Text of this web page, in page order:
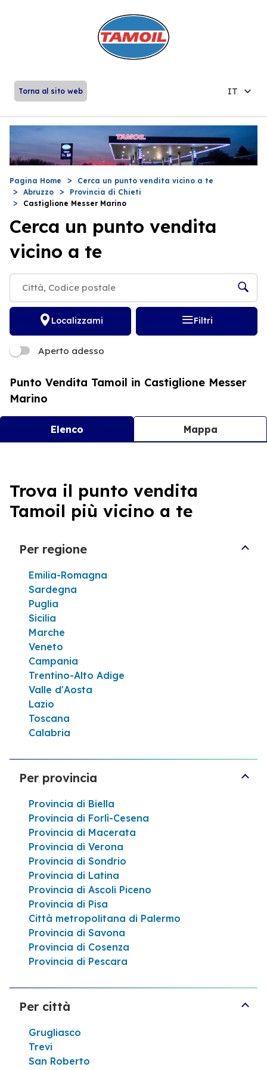
Torna al sito web IT
Pagina Home
Cerca un punto vendita vicino a te
Abruzzo
Provincia di Chieti
Castiglione Messer Marino
Cerca un punto vendita
vicino a te
Localizzami Filtri
Aperto adesso
Punto Vendita Tamoil in Castiglione Messer
Marino
Elenco Mappa
4,0 1 Recensione
Aperto Adesso 24h/24
Itinerario
Trova il punto vendita
Tamoil più vicino a te
Per regione
Emilia-Romagna
Sardegna
Puglia
Sicilia
Marche
Veneto
Campania
Trentino-Alto Adige
Valle d'Aosta
Lazio
Toscana
Calabria
Per provincia
Provincia di Biella
Provincia di Forlì-Cesena
Provincia di Macerata
Provincia di Verona
Provincia di Sondrio
Provincia di Latina
Provincia di Ascoli Piceno
Provincia di Pisa
Città metropolitana di Palermo
Provincia di Savona
Provincia di Cosenza
Provincia di Pescara
Per città
Grugliasco
Trevi
San Roberto